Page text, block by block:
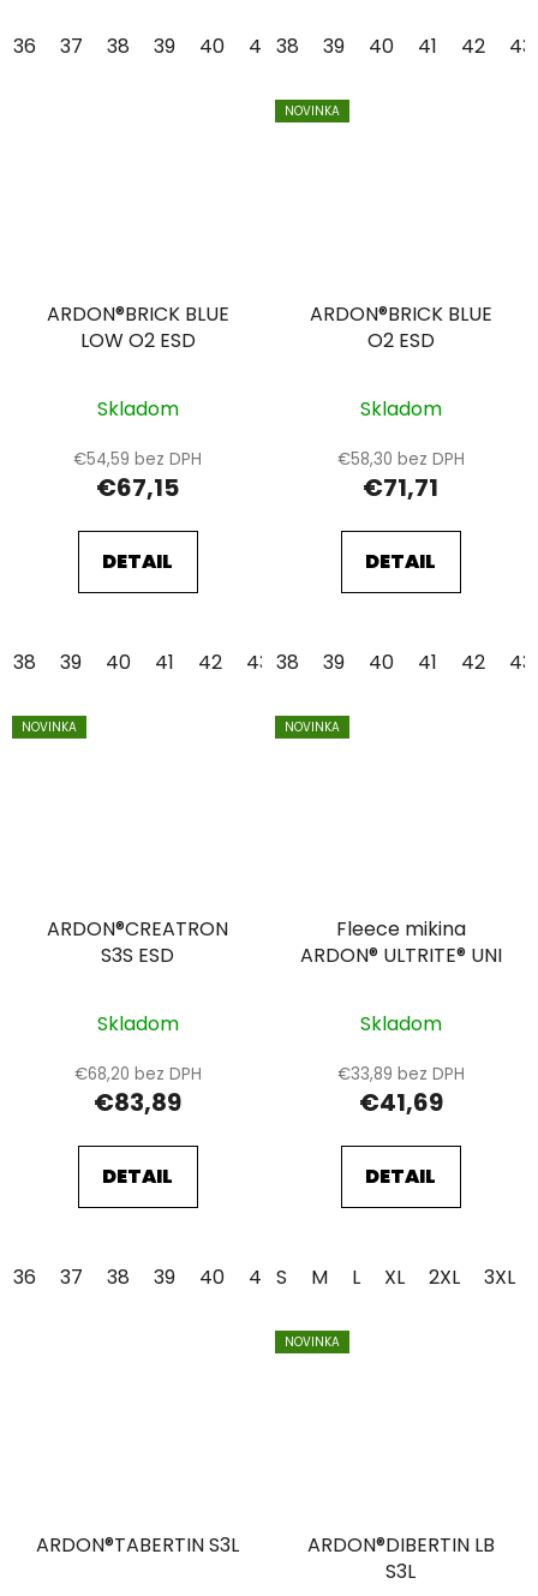
36 37 38 39 40 41 42 43 44 45 46
38 39 40 41 42 43
ARDON®BRICK BLUE
LOW O2 ESD
Skladom
€54,59 bez DPH
€67,15
DETAIL
38 39 40 41 42 43 44 47 48
NOVINKA
ARDON®BRICK BLUE
O2 ESD
Skladom
€58,30 bez DPH
€71,71
DETAIL
38 39 40 41 42 43
NOVINKA
ARDON®CREATRON
S3S ESD
Skladom
€68,20 bez DPH
€83,89
DETAIL
36 37 38 39 40 41 42 43 44 45 46
NOVINKA
Fleece mikina
ARDON® ULTRITE® UNI
Skladom
€33,89 bez DPH
€41,69
DETAIL
S M L XL 2XL 3XL
ARDON®TABERTIN S3L
NOVINKA
ARDON®DIBERTIN LB
S3L